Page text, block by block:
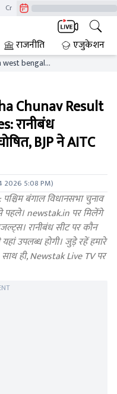
CrimeTak
राजनीति एजुकेशन
bengal
Chunav Result
रानीबंध
BJP ने AITC
2026 5:08 PM)
बंगाल विधानसभा चुनाव
newstak.in पर मिलेंगे
रानीबंध सीट पर कौन
उपलब्ध होगी। जुड़े रहें हमारे
ही, Newstak Live TV पर